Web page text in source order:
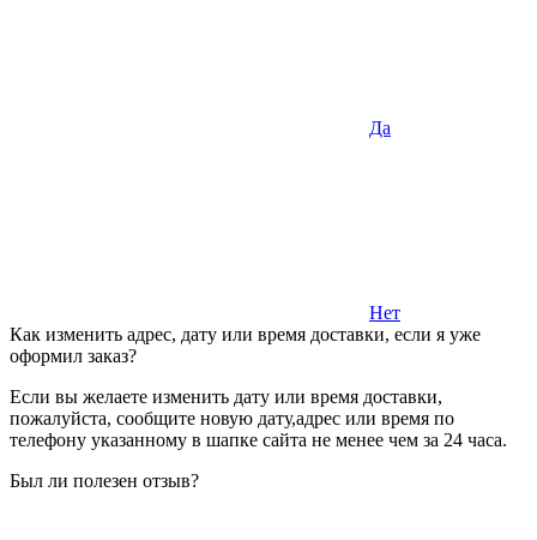
Да
Нет
Как изменить адрес, дату или время доставки, если я уже
оформил заказ?
Если вы желаете изменить дату или время доставки,
пожалуйста, сообщите новую дату,адрес или время по
телефону указанному в шапке сайта не менее чем за 24 часа.
Был ли полезен отзыв?